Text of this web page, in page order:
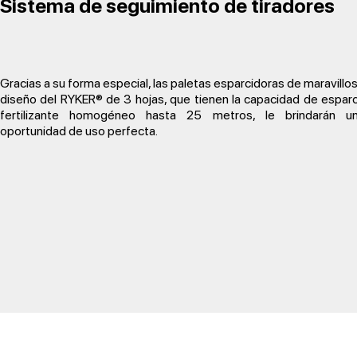
Sistema de seguimiento de tiradores
Gracias a su forma especial, las paletas esparcidoras de
diseño del RYKER® de 3 hojas, que tienen la capacidad de
fertilizante homogéneo hasta 25 metros, le brindarán
oportunidad de uso perfecta.